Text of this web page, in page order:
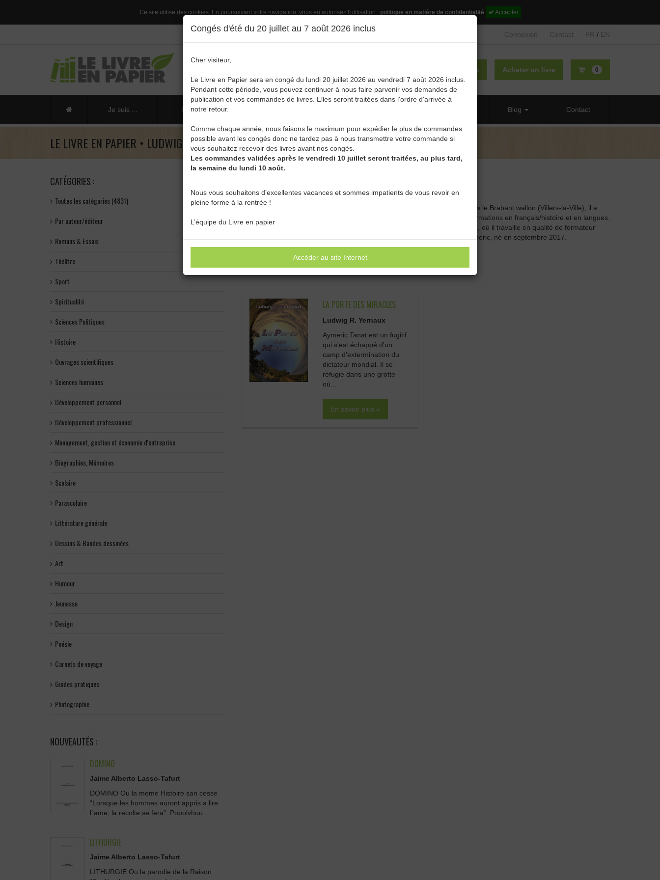
Ce site utilise des cookies. En poursuivant votre navigation, vous en autorisez l'utilisation : politique en matière de confidentialité Accepter
Congés d'été du 20 juillet au 7 août 2026 inclus
Cher visiteur,
Le Livre en Papier sera en congé du lundi 20 juillet 2026 au vendredi 7 août 2026 inclus.
Pendant cette période, vous pouvez continuer à nous faire parvenir vos demandes de
publication et vos commandes de livres. Elles seront traitées dans l'ordre d'arrivée à
notre retour.
Comme chaque année, nous faisons le maximum pour expédier le plus de commandes
possible avant les congés donc ne tardez pas à nous transmettre votre commande si
vous souhaitez recevoir des livres avant nos congés.
Les commandes validées après le vendredi 10 juillet seront traitées, au plus tard,
la semaine du lundi 10 août.
Nous vous souhaitons d’excellentes vacances et sommes impatients de vous revoir en
pleine forme à la rentrée !
L’équipe du Livre en papier
Accéder au site Internet
Connexion Contact FR / EN
0
Acheter un livre
Publier un livre
Je suis ... Publier un livre Blog Contact
LE LIVRE EN PAPIER • LUDWIG R. YERNAUX
CATÉGORIES :
Toutes les catégories (4831)
Par auteur/éditeur
Romans & Essais
Théâtre
Sport
Spiritualité
Sciences Politiques
Histoire
Ouvrages scientifiques
Sciences humaines
Développement personnel
Développement professionnel
Management, gestion et économie d'entreprise
Biographies, Mémoires
Scolaire
Parascolaire
Littérature générale
Dessins & Bandes dessinées
Art
Humour
Jeunesse
Design
Poésie
Carnets de voyage
Guides pratiques
Photographie
NOUVEAUTÉS :
DOMINO
Jaime Alberto Lasso-Tafurt
DOMINO Ou la meme Histoire san cesse
“Lorsque les hommes auront appris a lire
l`ame, la recolte se fera”. Popolvhuu
LITHURGIE
Jaime Alberto Lasso-Tafurt
LITHURGIE Ou la parodie de la Raison
Ludwig R. Yernaux est né en Belgique en 1973, à Leuven. Ayant grandi dans le Brabant wallon (Villers-la-Ville), il a
effectué ses études secondaires en section latin/langues, suivies par des formations en français/histoire et en langues.
Il a ensuite déménagé pour m’installer dans le Hainaut (région de Charleroi), où il travaille en qualité de formateur
dans le secteur social. Il est également l’heureux papa d’un petit garçon, Emeric, né en septembre 2017.
LES LIVRES PUBLIÉS PAR CET AUTEUR/ÉDITEUR :
LA PORTE DES MIRACLES
Ludwig R. Yernaux
Aymeric Tanat est un fugitif
qui s'est échappé d'un
camp d'extermination du
dictateur mondial. Il se
réfugie dans une grotte
où...
En savoir plus »